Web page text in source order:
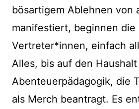
bösartigem Ablehnen von
manifestiert, beginnen die
Vertreter*innen, einfach
Alles, bis auf den Haushalt
Abenteuerpädagogik, die
als Merch beantragt. Es